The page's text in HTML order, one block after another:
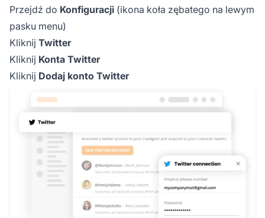
Przejdź do Konfiguracji (ikona koła zębatego na lewym
pasku menu)
Kliknij Twitter
Kliknij Konta Twitter
Kliknij Dodaj konto Twitter